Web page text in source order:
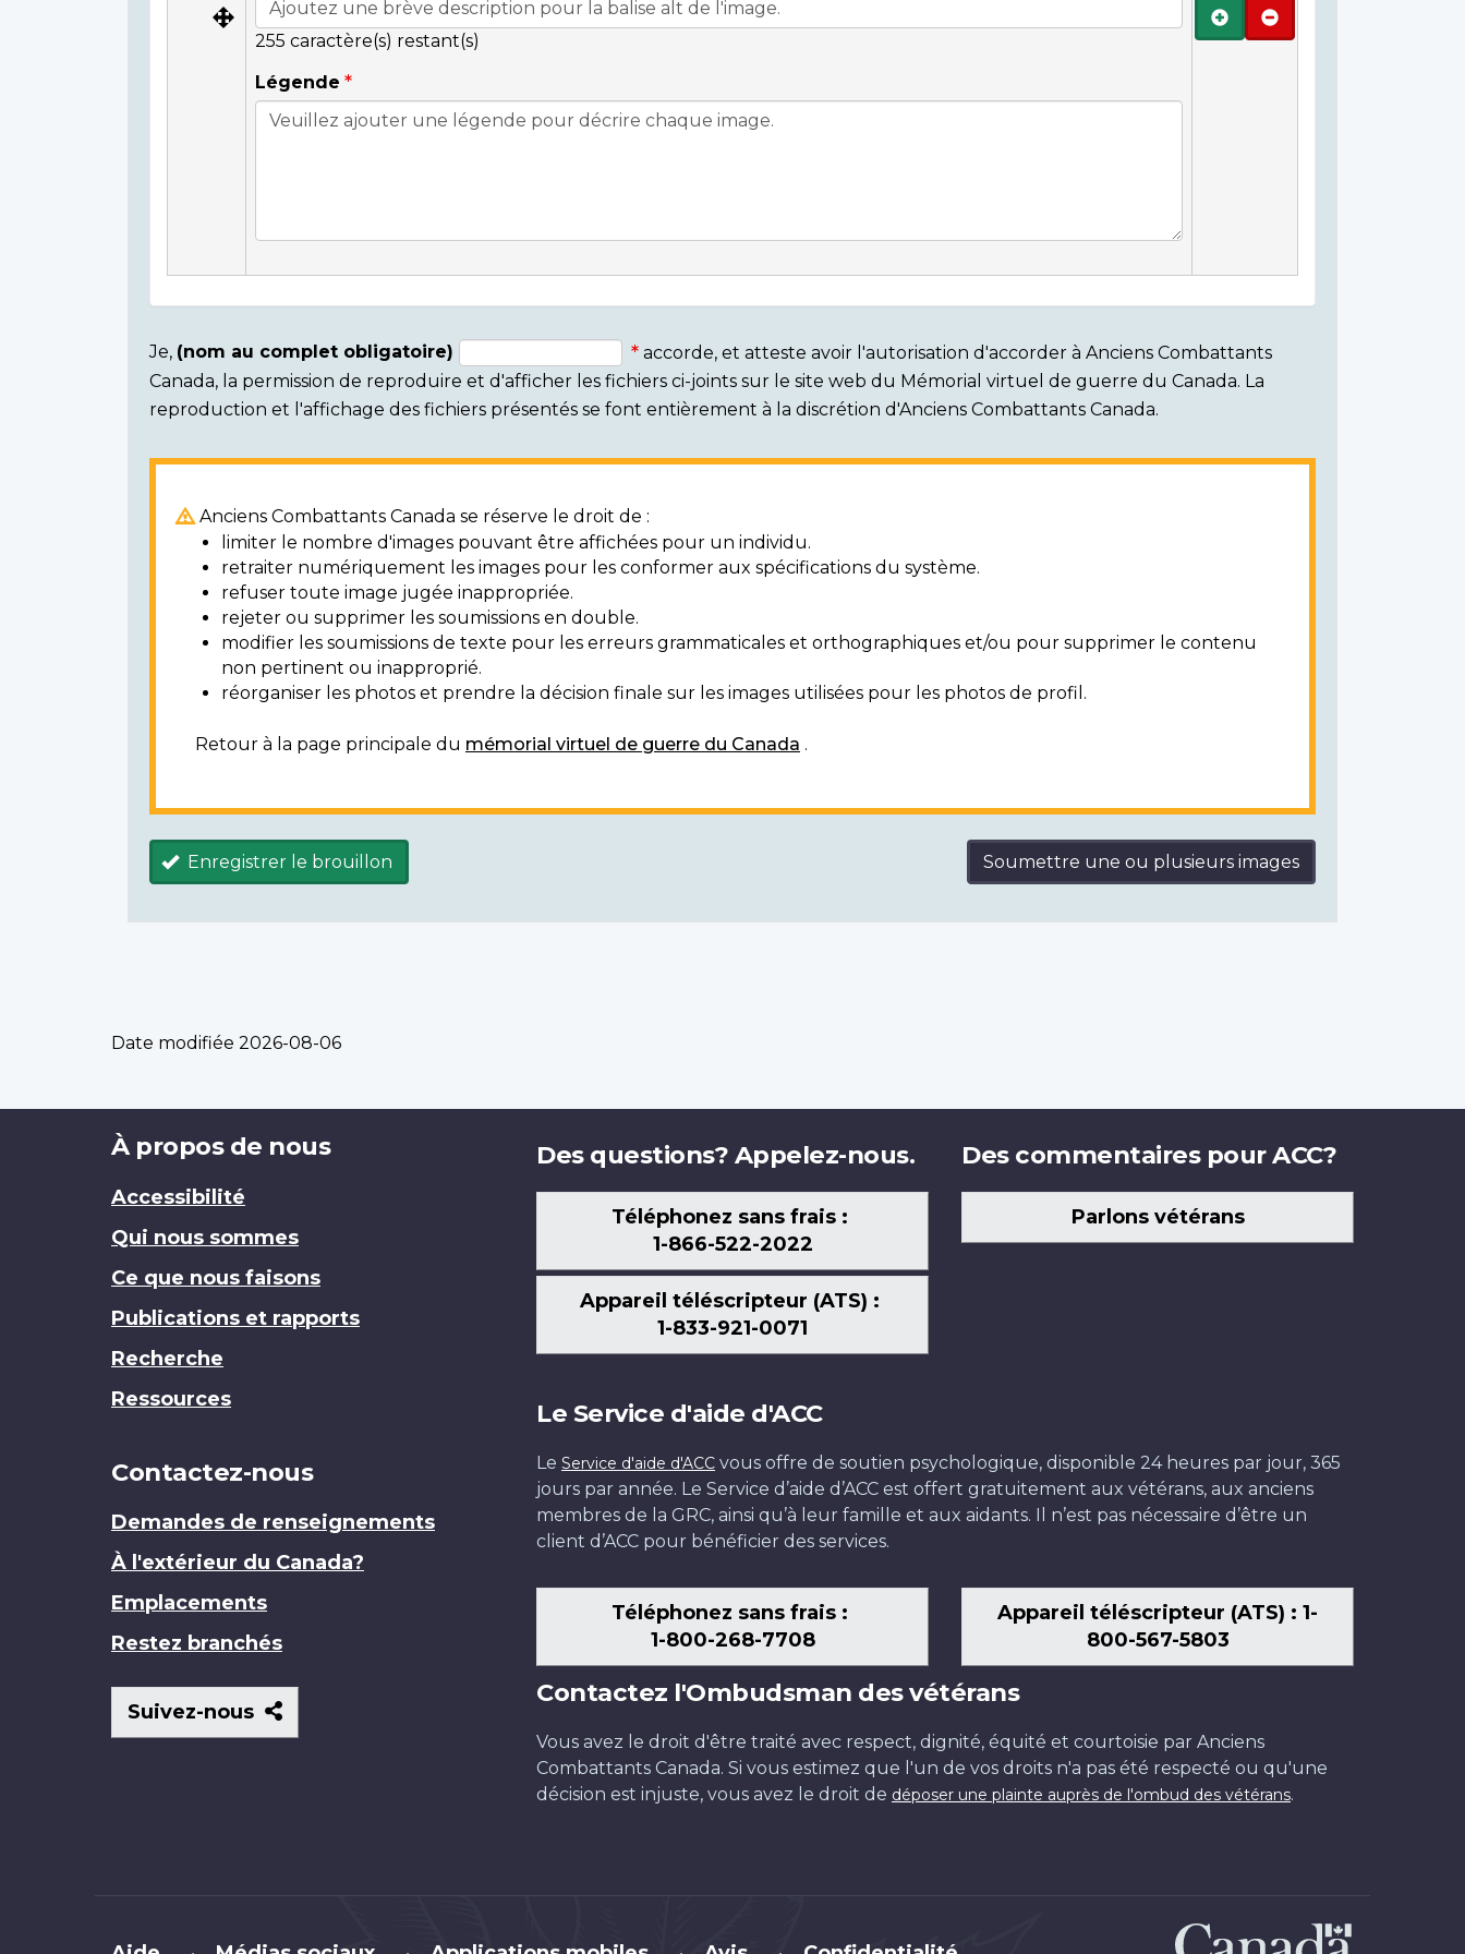
255 caractère(s) restant(s)
Légende
AjouterRetirer
Consent
section
Je, (nom au complet obligatoire)
accorde, et atteste avoir l'autorisation d'accorder à Anciens Combattants
Canada, la permission de reproduire et d'afficher les fichiers ci-joints sur le site web du Mémorial virtuel de guerre du Canada. La
reproduction et l'affichage des fichiers présentés se font entièrement à la discrétion d'Anciens Combattants Canada.
Anciens Combattants Canada se réserve le droit de :
limiter le nombre d'images pouvant être affichées pour un individu.
retraiter numériquement les images pour les conformer aux spécifications du système.
refuser toute image jugée inappropriée.
rejeter ou supprimer les soumissions en double.
modifier les soumissions de texte pour les erreurs grammaticales et orthographiques et/ou pour supprimer le contenu
non pertinent ou inapproprié.
réorganiser les photos et prendre la décision finale sur les images utilisées pour les photos de profil.
Retour à la page principale du mémorial virtuel de guerre du Canada .
Enregistrer le brouillon Soumettre une ou plusieurs images
Date modifiée 2026-08-06
Brand
À propos de nous
Accessibilité
Qui nous sommes
Ce que nous faisons
Publications et rapports
Recherche
Ressources
Contactez-nous
Demandes de renseignements
À l'extérieur du Canada?
Emplacements
Restez branchés
Suivez-nous
Suivez-
nous
Des questions? Appelez-nous.
Téléphonez sans frais :
1-866-522-2022
Appareil téléscripteur (ATS) :
1-833-921-0071
Des commentaires pour ACC?
Parlons vétérans
Le Service d'aide d'ACC
Le Service d'aide d'ACC vous offre de soutien psychologique, disponible 24 heures par jour, 365
jours par année. Le Service d’aide d’ACC est offert gratuitement aux vétérans, aux anciens
membres de la GRC, ainsi qu’à leur famille et aux aidants. Il n’est pas nécessaire d’être un
client d’ACC pour bénéficier des services.
Téléphonez sans frais :
1-800-268-7708
Appareil téléscripteur (ATS) : 1-
800-567-5803
Contactez l'Ombudsman des vétérans
Vous avez le droit d'être traité avec respect, dignité, équité et courtoisie par Anciens
Combattants Canada. Si vous estimez que l'un de vos droits n'a pas été respecté ou qu'une
décision est injuste, vous avez le droit de déposer une plainte auprès de l'ombud des vétérans.
Brand